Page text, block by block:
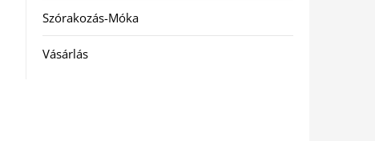
Szórakozás-Móka
Vásárlás